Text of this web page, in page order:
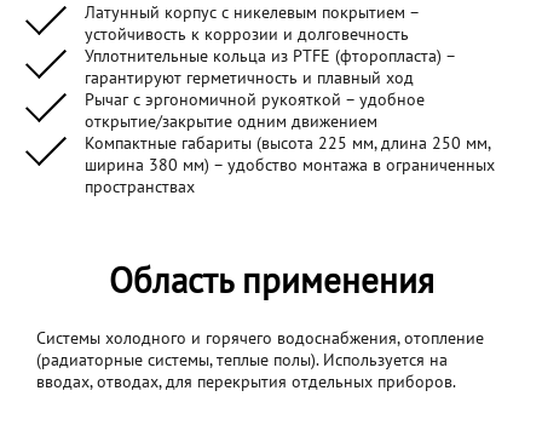
Латунный корпус с никелевым покрытием –
устойчивость к коррозии и долговечность
Уплотнительные кольца из PTFE (фторопласта) –
гарантируют герметичность и плавный ход
Рычаг с эргономичной рукояткой – удобное
открытие/закрытие одним движением
Компактные габариты (высота 225 мм, длина 250 мм,
ширина 380 мм) – удобство монтажа в ограниченных
пространствах
Область применения
Системы холодного и горячего водоснабжения, отопление
(радиаторные системы, теплые полы). Используется на
вводах, отводах, для перекрытия отдельных приборов.